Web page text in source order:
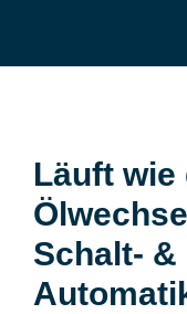
Läuft wie
Schalt- &